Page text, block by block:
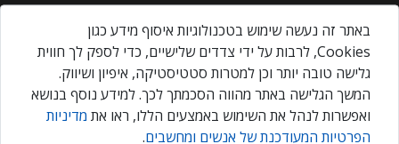
About Us
Privacy Policy
Contact Us
Our Events
באתר זה נעשה שימוש בטכנולוגיות איסוף מידע כגון
Cookies, לרבות על ידי צדדים שלישיים, כדי לספק לך חווית
גלישה טובה יותר וכן למטרות סטטיסטיקה, איפיון ושיווק.
המשך הגלישה באתר מהווה הסכמתך לכך. למידע נוסף בנושא
ואפשרות לנהל את השימוש באמצעים הללו, ראו את מדיניות
הפרטיות המעודכנת של אנשים ומחשבים.